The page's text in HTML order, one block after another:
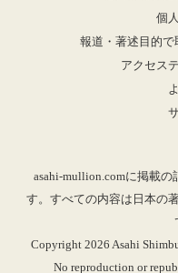
個
報道・著述目的
アクセス
asahi-mullion.comに掲載
す。すべての内容は日本の
Copyright 2026 Asahi
No reproduction or